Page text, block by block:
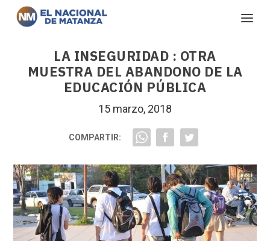
LA INSEGURIDAD : OTRA
MUESTRA DEL ABANDONO DE LA
EDUCACIÓN PÚBLICA
15 marzo, 2018
COMPARTIR: